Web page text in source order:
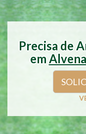
Precisa de
em